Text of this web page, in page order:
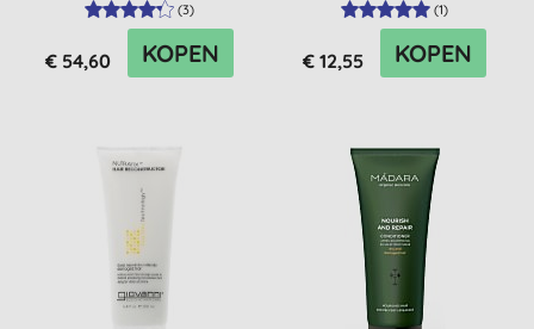
(3)
€ 54,60 KOPEN
(1)
€ 12,55 KOPEN